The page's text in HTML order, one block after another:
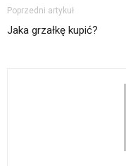
Poprzedni artykuł
Jaka grzałkę kupić?